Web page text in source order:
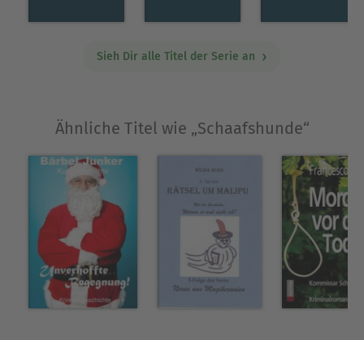
Sieh Dir alle Titel der Serie an
Ähnliche Titel wie „Schaafshunde“